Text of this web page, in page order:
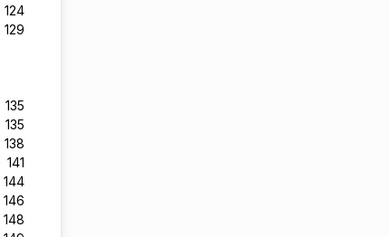
124
129
135
135
138
141
144
146
148